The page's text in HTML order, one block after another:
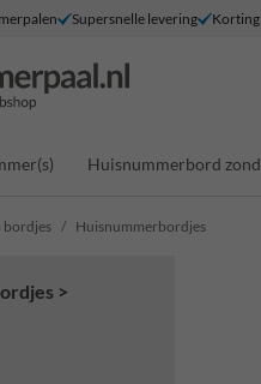
Supersnelle levering
Huisnummerbord
bordjes Huisnummerbordjes
>